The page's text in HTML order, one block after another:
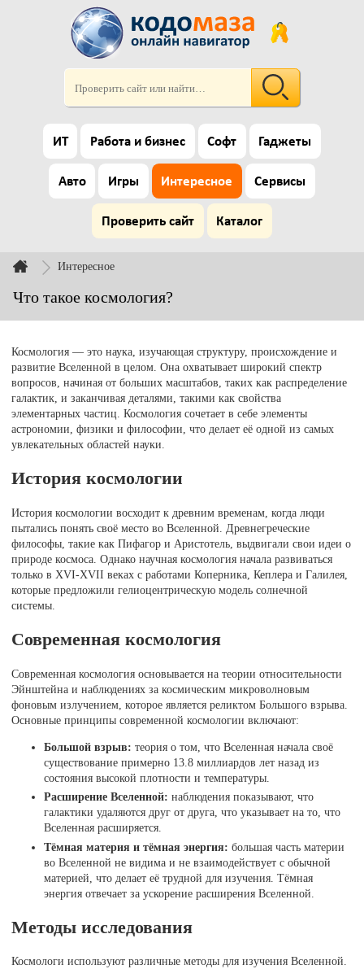
ИТ Работа и бизнес Софт Гаджеты
Авто Игры Интересное Сервисы
Проверить сайт Каталог
Интересное
Что такое космология?
Космология — это наука, изучающая структуру, происхождение и
развитие Вселенной в целом. Она охватывает широкий спектр
вопросов, начиная от больших масштабов, таких как распределение
галактик, и заканчивая деталями, такими как свойства
элементарных частиц. Космология сочетает в себе элементы
астрономии, физики и философии, что делает её одной из самых
увлекательных областей науки.
История космологии
История космологии восходит к древним временам, когда люди
пытались понять своё место во Вселенной. Древнегреческие
философы, такие как Пифагор и Аристотель, выдвигали свои идеи о
природе космоса. Однако научная космология начала развиваться
только в XVI-XVII веках с работами Коперника, Кеплера и Галилея,
которые предложили гелиоцентрическую модель солнечной
системы.
Современная космология
Современная космология основывается на теории относительности
Эйнштейна и наблюдениях за космическим микроволновым
фоновым излучением, которое является реликтом Большого взрыва.
Основные принципы современной космологии включают:
Большой взрыв: теория о том, что Вселенная начала своё
существование примерно 13.8 миллиардов лет назад из
состояния высокой плотности и температуры.
Расширение Вселенной: наблюдения показывают, что
галактики удаляются друг от друга, что указывает на то, что
Вселенная расширяется.
Тёмная материя и тёмная энергия: большая часть материи
во Вселенной не видима и не взаимодействует с обычной
материей, что делает её трудной для изучения. Тёмная
энергия отвечает за ускорение расширения Вселенной.
Методы исследования
Космологи используют различные методы для изучения Вселенной.